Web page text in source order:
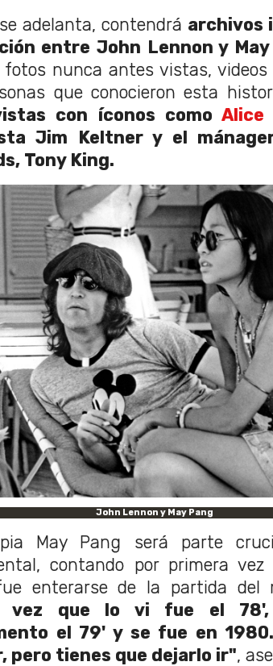
adelanta, contendrá archivos
entre John Lennon y May
fotos nunca antes vistas, videos
que conocieron esta
con íconos comoAlice
Jim Keltner y el
Tony King.
John Lennon y May Pang
May Pang será parte
contando por primera
enterarse de la partida del
vez que lo vi fue el
el 79' y se fue en
pero tienes que dejarlo ir",